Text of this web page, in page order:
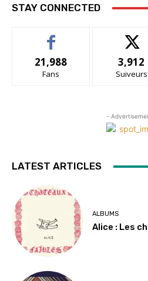
STAY CONNECTED
21,988
Fans
3,912
Suiveurs
-
LATEST ARTICLES
ALBUMS
Alice : Les